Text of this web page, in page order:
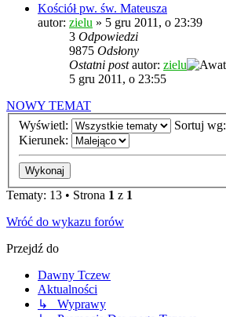
Kościół pw. św. Mateusza
autor: zielu » 5 gru 2011, o 23:39
3 Odpowiedzi
9875 Odsłony
Ostatni postautor: zielu
5 gru 2011, o 23:55
NOWY TEMAT
Wyświetl:
Sortuj wg:
Kierunek:
Tematy: 13 • Strona 1 z 1
Wróć do wykazu forów
Przejdź do
Dawny Tczew
Aktualności
↳ Wyprawy